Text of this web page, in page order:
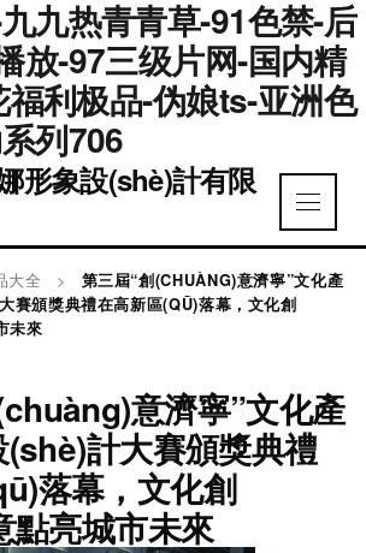
九热青青草-91色禁-后
放-97三级片网-国内精
利极品-伪娘ts-亚洲色
列706
形象設(shè)計有限
大全 >
第三屆“創(CHUÀNG)意濟寧”文化產
賽頒獎典禮在高新區(QŪ)落幕，文化創
未來
意濟寧”文化產
計大賽頒獎典禮
落幕，文化創
亮城市未來